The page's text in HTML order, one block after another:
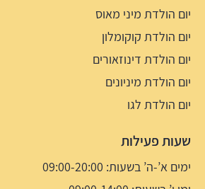
יום הולדת מיני מאוס
יום הולדת קוקומלון
יום הולדת דינוזאורים
יום הולדת מיניונים
יום הולדת לגו
שעות פעילות
ימים א’-ה’ בשעות: 09:00-20:00